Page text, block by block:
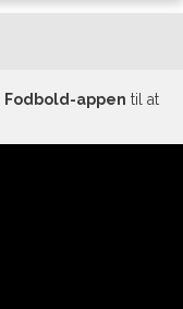
Fodbold-appen til at